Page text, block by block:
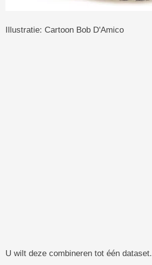
Illustratie: Cartoon Bob D'Amico
U wilt deze combineren tot één dataset.